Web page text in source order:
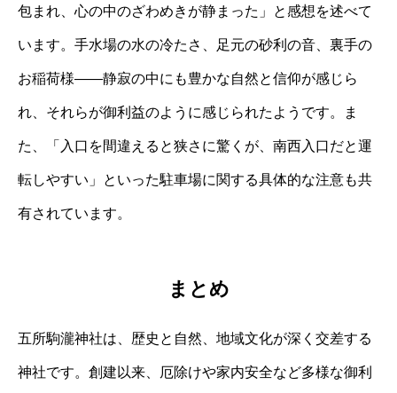
包まれ、心の中のざわめきが静まった」と感想を述べて
います。手水場の水の冷たさ、足元の砂利の音、裏手の
お稲荷様――静寂の中にも豊かな自然と信仰が感じら
れ、それらが御利益のように感じられたようです。ま
た、「入口を間違えると狭さに驚くが、南西入口だと運
転しやすい」といった駐車場に関する具体的な注意も共
有されています。
まとめ
五所駒瀧神社は、歴史と自然、地域文化が深く交差する
神社です。創建以来、厄除けや家内安全など多様な御利